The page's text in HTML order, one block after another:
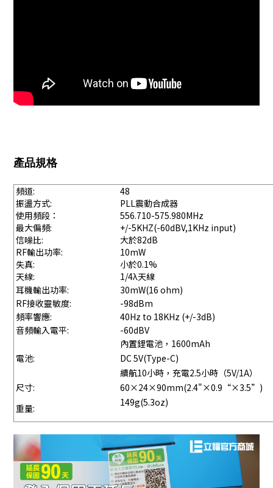
產品規格
頻道:
48
振盪方式:
PLL震動合成器
使用頻段：
556.710-575.980MHz
最大偏頻:
+/-5KHZ(-60dBV,1KHz input)
信噪比:
大於82dB
RF輸出功率:
10mW
失真:
小於0.1%
天線:
1/4λ天線
耳機輸出功率:
30mW(16 ohm)
RF接收靈敏度:
-98dBm
頻率響應:
40Hz to 18KHz (+/-3dB)
音頻輸入電平:
-60dBV
電池:
內置鋰電池，1600mAh
DC 5V(Type-C)
續航10小時，充電2.5小時（5V/1A）
尺寸:
60×24×90mm(2.4"×0.9“×3.5”)
重量:
149g(5.3oz)